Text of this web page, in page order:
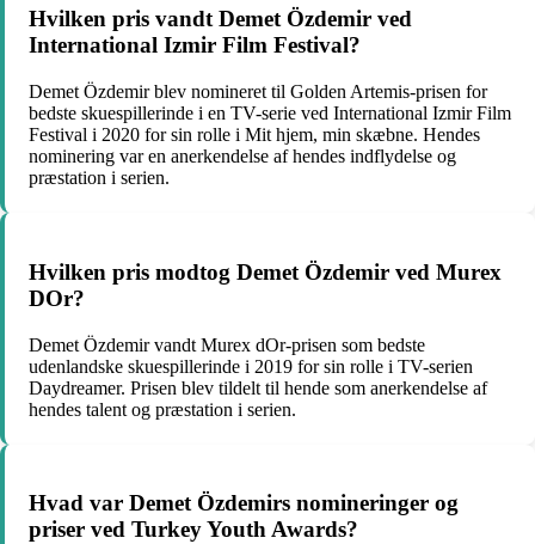
Hvilken pris vandt Demet Özdemir ved
International Izmir Film Festival?
Demet Özdemir blev nomineret til Golden Artemis-prisen for
bedste skuespillerinde i en TV-serie ved International Izmir Film
Festival i 2020 for sin rolle i Mit hjem, min skæbne. Hendes
nominering var en anerkendelse af hendes indflydelse og
præstation i serien.
Hvilken pris modtog Demet Özdemir ved Murex
DOr?
Demet Özdemir vandt Murex dOr-prisen som bedste
udenlandske skuespillerinde i 2019 for sin rolle i TV-serien
Daydreamer. Prisen blev tildelt til hende som anerkendelse af
hendes talent og præstation i serien.
Hvad var Demet Özdemirs nomineringer og
priser ved Turkey Youth Awards?